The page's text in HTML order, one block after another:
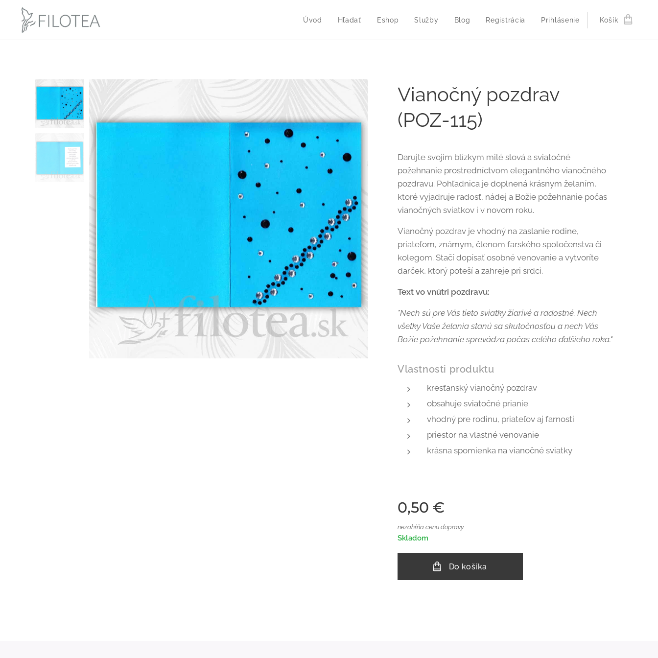
Úvod Hľadať Eshop Služby Blog Registrácia Prihlásenie Košík
Vianočný pozdrav
(POZ-115)
Darujte svojim blízkym milé slová a sviatočné
požehnanie prostredníctvom elegantného vianočného
pozdravu. Pohľadnica je doplnená krásnym želaním,
ktoré vyjadruje radosť, nádej a Božie požehnanie počas
vianočných sviatkov i v novom roku.
Vianočný pozdrav je vhodný na zaslanie rodine,
priateľom, známym, členom farského spoločenstva či
kolegom. Stačí dopísať osobné venovanie a vytvoríte
darček, ktorý poteší a zahreje pri srdci.
Text vo vnútri pozdravu:
"Nech sú pre Vás tieto sviatky žiarivé a radostné. Nech
všetky Vaše želania stanú sa skutočnosťou a nech Vás
Božie požehnanie sprevádza počas celého ďalšieho roka."
Vlastnosti produktu
kresťanský vianočný pozdrav
obsahuje sviatočné prianie
vhodný pre rodinu, priateľov aj farnosti
priestor na vlastné venovanie
krásna spomienka na vianočné sviatky
0,50 €
nezahŕňa cenu dopravy
Skladom
Do košíka